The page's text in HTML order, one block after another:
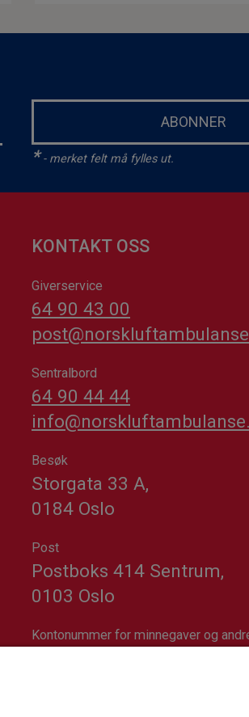
ABONNER
*- merket felt må fylles ut.
KONTAKT OSS
Giverservice
64 90 43 00
Sentralbord
64 90 44 44
Besøk
Storgata 33 A,
0184 Oslo
Post
Postboks 414 Sentrum,
0103 Oslo
Kontonummer for minnegaver og